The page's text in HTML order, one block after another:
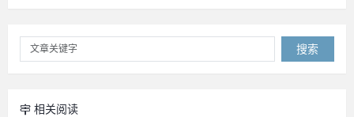
搜索
相关阅读